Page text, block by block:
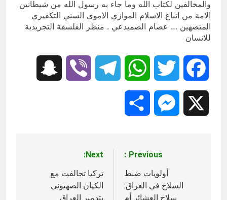
والمخالفين لكتاب الله وما جاء به رسول الله من شيطانين
الامة من اتباع الاسلام الموازي الاموي السني التكفيري
المتصهين … عصام الصميدعي . منظر الفلسفة التجريدية
للانسان
Facebook
Twitter
WhatsApp
Telegram
Viber
Messenger
المقالات
Previous:
أولويات ضبط
السلاح في العراق:
سلاح العشائر أم
Next:
تركيا تحالفت مع
الكيان الصهيوني
بتدمير العراق